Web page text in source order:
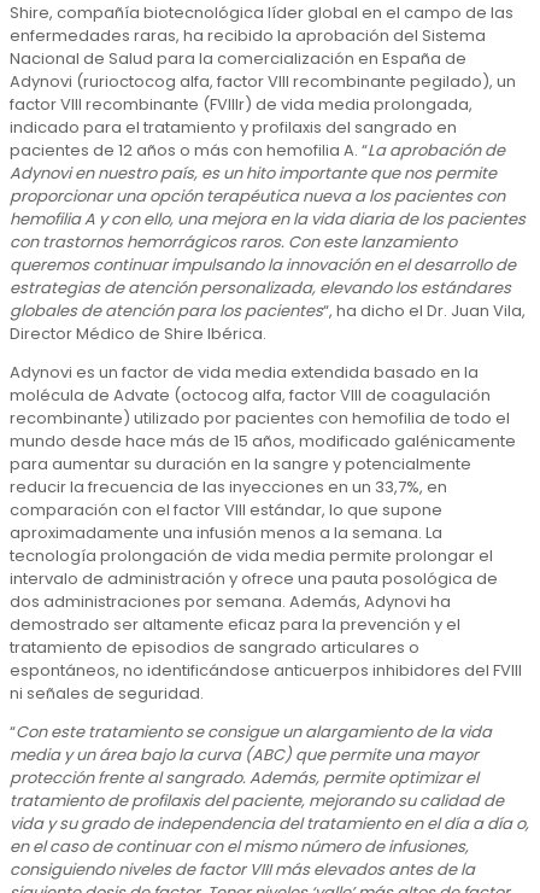
Shire, compañía biotecnológica líder global en el campo de las
enfermedades raras, ha recibido la aprobación del Sistema
Nacional de Salud para la comercialización en España de
Adynovi (rurioctocog alfa, factor VIII recombinante pegilado), un
factor VIII recombinante (FVIIIr) de vida media prolongada,
indicado para el tratamiento y profilaxis del sangrado en
pacientes de 12 años o más con hemofilia A. “La aprobación de
Adynovi en nuestro país, es un hito importante que nos permite
proporcionar una opción terapéutica nueva a los pacientes con
hemofilia A y con ello, una mejora en la vida diaria de los pacientes
con trastornos hemorrágicos raros. Con este lanzamiento
queremos continuar impulsando la innovación en el desarrollo de
estrategias de atención personalizada, elevando los estándares
globales de atención para los pacientes“, ha dicho el Dr. Juan Vila,
Director Médico de Shire Ibérica.
Adynovi es un factor de vida media extendida basado en la
molécula de Advate (octocog alfa, factor VIII de coagulación
recombinante) utilizado por pacientes con hemofilia de todo el
mundo desde hace más de 15 años, modificado galénicamente
para aumentar su duración en la sangre y potencialmente
reducir la frecuencia de las inyecciones en un 33,7%, en
comparación con el factor VIII estándar, lo que supone
aproximadamente una infusión menos a la semana. La
tecnología prolongación de vida media permite prolongar el
intervalo de administración y ofrece una pauta posológica de
dos administraciones por semana. Además, Adynovi ha
demostrado ser altamente eficaz para la prevención y el
tratamiento de episodios de sangrado articulares o
espontáneos, no identificándose anticuerpos inhibidores del FVIII
ni señales de seguridad.
“Con este tratamiento se consigue un alargamiento de la vida
media y un área bajo la curva (ABC) que permite una mayor
protección frente al sangrado. Además, permite optimizar el
tratamiento de profilaxis del paciente, mejorando su calidad de
vida y su grado de independencia del tratamiento en el día a día o,
en el caso de continuar con el mismo número de infusiones,
consiguiendo niveles de factor VIII más elevados antes de la